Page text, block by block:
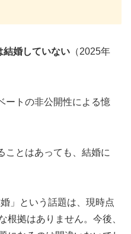
結婚していない （2025年
ートの非公開性による憶
ことはあっても、結婚に
」という話題は、現時点
根拠はありません。今後、